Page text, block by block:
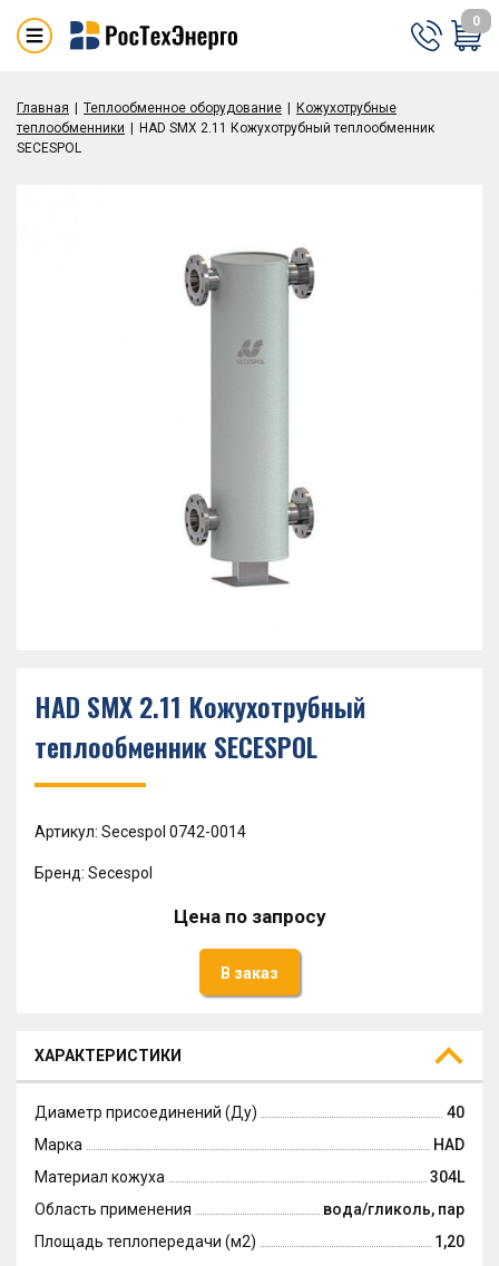
0
Главная Теплообменное оборудование
Кожухотрубные
теплообменники
HAD SMX 2.11 Кожухотрубный теплообменник
SECESPOL
HAD SMX 2.11 Кожухотрубный
теплообменник SECESPOL
Артикул: Secespol 0742-0014
Бренд: Secespol
Цена по запросу
В заказ
ХАРАКТЕРИСТИКИ
Диаметр присоединений (Ду)
40
Марка
HAD
Материал кожуха
304L
Область применения
вода/гликоль, пар
Площадь теплопередачи (м2)
1,20